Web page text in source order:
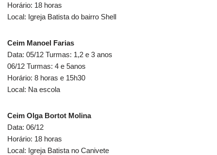
Horário: 18 horas
Local: Igreja Batista do bairro Shell
Ceim Manoel Farias
Data: 05/12 Turmas: 1,2 e 3 anos
06/12 Turmas: 4 e 5anos
Horário: 8 horas e 15h30
Local: Na escola
Ceim Olga Bortot Molina
Data: 06/12
Horário: 18 horas
Local: Igreja Batista no Canivete